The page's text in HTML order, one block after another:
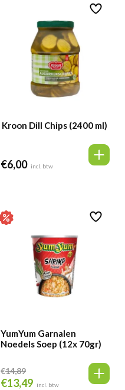
Kroon Dill Chips (2400 ml)
€6,00 incl. btw
YumYum Garnalen
Noedels Soep (12x 70gr)
€14,89
Oorspronkelijke
€13,49 Huidige
incl. btw